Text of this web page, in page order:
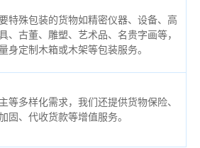
特殊包装的货物如精密仪器、设备、高
、古董、雕塑、艺术品、名贵字画等，
身定制木箱或木架等包装服务。
等多样化需求，我们还提供货物保险、
固、代收货款等增值服务。